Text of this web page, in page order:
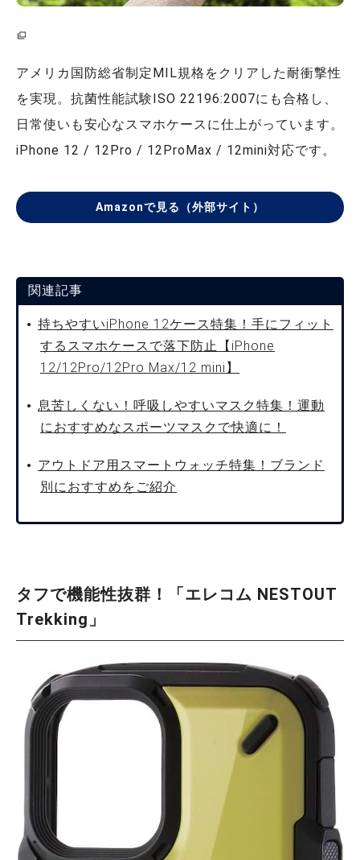
アメリカ国防総省制定MIL規格をクリアした耐衝撃性
を実現。抗菌性能試験ISO 22196:2007にも合格し、
日常使いも安心なスマホケースに仕上がっています。
iPhone 12 / 12Pro / 12ProMax / 12mini対応です。
Amazonで見る（外部サイト）
関連記事
持ちやすいiPhone 12ケース特集！手にフィット
するスマホケースで落下防止【iPhone
12/12Pro/12Pro Max/12 mini】
息苦しくない！呼吸しやすいマスク特集！運動
におすすめなスポーツマスクで快適に！
アウトドア用スマートウォッチ特集！ブランド
別におすすめをご紹介
タフで機能性抜群！「エレコム NESTOUT
Trekking」